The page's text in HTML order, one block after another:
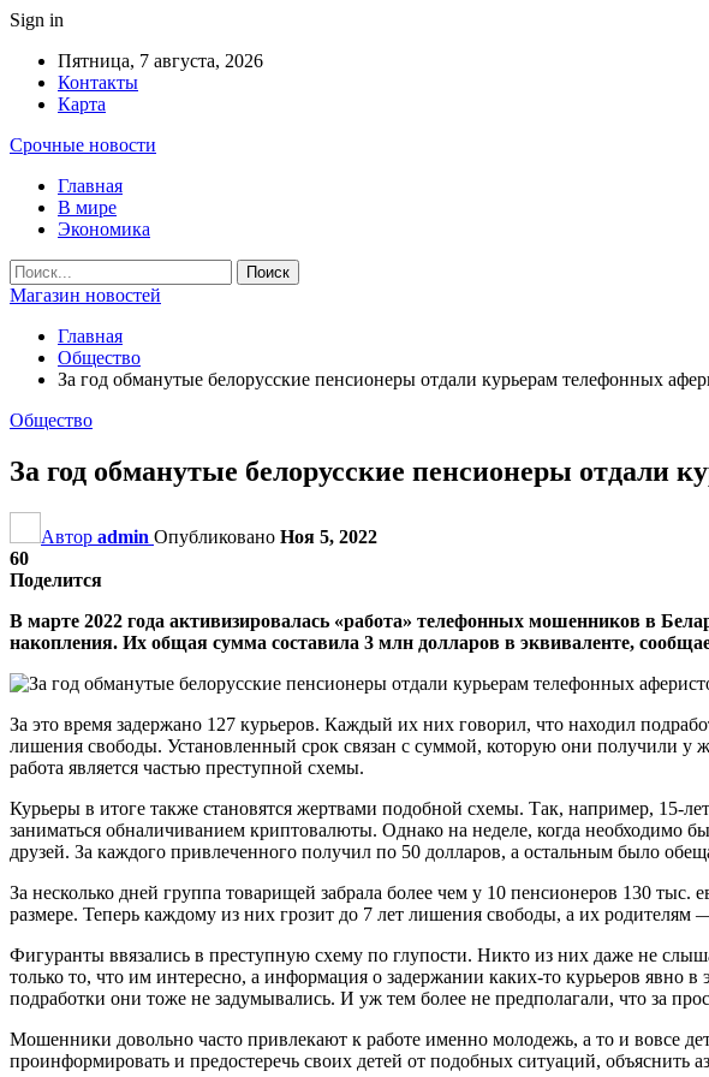
Sign in
Пятница, 7 августа, 2026
Контакты
Карта
Срочные новости
Главная
В мире
Экономика
Магазин новостей
Главная
Общество
За год обманутые белорусские пенсионеры отдали курьерам телефонных
Общество
За год обманутые белорусские пенсионеры отдали
Автор admin Опубликовано Ноя 5, 2022
60
Поделится
В марте 2022 года активизировалась «работа» телефонных мошенников в
накопления. Их общая сумма составила 3 млн долларов в эквиваленте,
За это время задержано 127 курьеров. Каждый их них говорил, что находил
лишения свободы. Установленный срок связан с суммой, которую они получили
работа является частью преступной схемы.
Курьеры в итоге также становятся жертвами подобной схемы. Так, например, 15-
заниматься обналичиванием криптовалюты. Однако на неделе, когда необходимо
друзей. За каждого привлеченного получил по 50 долларов, а остальным было
За несколько дней группа товарищей забрала более чем у 10 пенсионеров 130
размере. Теперь каждому из них грозит до 7 лет лишения свободы, а их
Фигуранты ввязались в преступную схему по глупости. Никто из них даже не
только то, что им интересно, а информация о задержании каких-то курьеров явно
подработки они тоже не задумывались. И уж тем более не предполагали, что за
Мошенники довольно часто привлекают к работе именно молодежь, а то и вовсе
проинформировать и предостеречь своих детей от подобных ситуаций, объяснить